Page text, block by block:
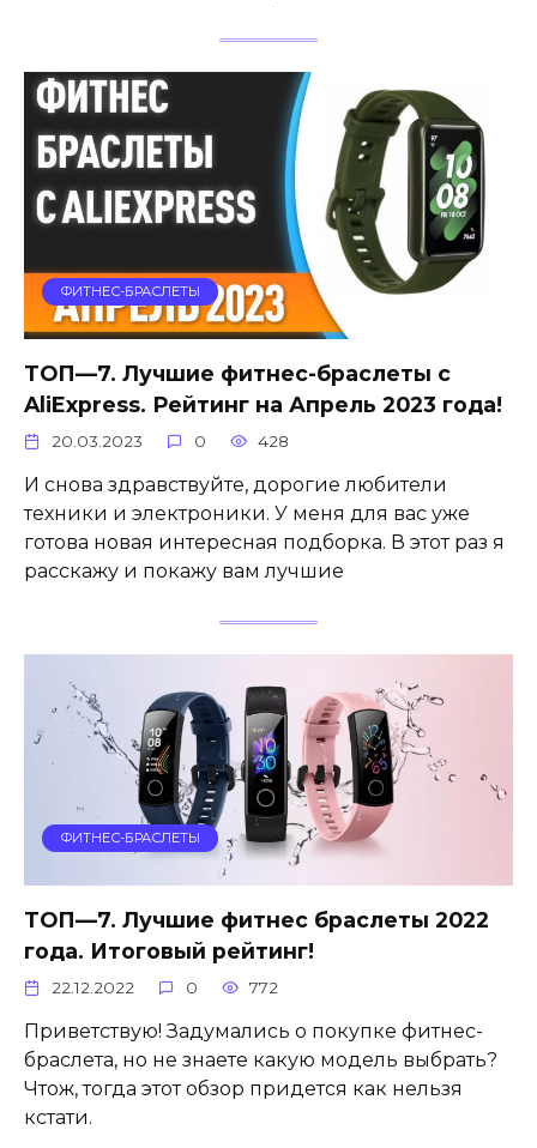
ФИТНЕС-БРАСЛЕТЫ
ТОП—7. Лучшие фитнес-браслеты с
AliExpress. Рейтинг на Апрель 2023 года!
20.03.2023 0 428
И снова здравствуйте, дорогие любители
техники и электроники. У меня для вас уже
готова новая интересная подборка. В этот раз я
расскажу и покажу вам лучшие
ФИТНЕС-БРАСЛЕТЫ
ТОП—7. Лучшие фитнес браслеты 2022
года. Итоговый рейтинг!
22.12.2022 0 772
Приветствую! Задумались о покупке фитнес-
браслета, но не знаете какую модель выбрать?
Чтож, тогда этот обзор придется как нельзя
кстати.